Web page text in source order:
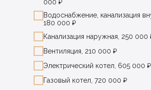
000 ₽
Водоснабжение, канализация
180 000 ₽
Канализация наружная, 250 000
Вентиляция, 210 000 ₽
Электрический котел, 605 000 ₽
Газовый котел, 720 000 ₽